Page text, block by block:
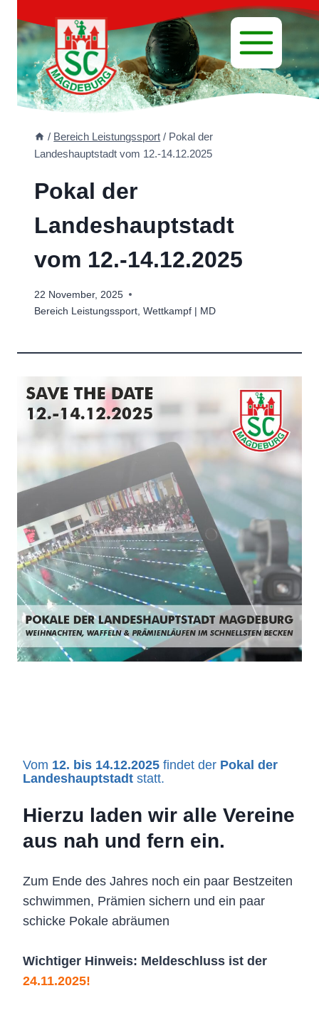
Inhalt
springen
/ Bereich Leistungssport / Pokal der
Landeshauptstadt vom 12.-14.12.2025
Pokal der
Landeshauptstadt
vom 12.-14.12.2025
22 November, 2025
Bereich Leistungssport Wettkampf | MD
Vom 12. bis 14.12.2025 findet der Pokal der
Landeshauptstadt statt.
Hierzu laden wir alle Vereine
aus nah und fern ein.
Zum Ende des Jahres noch ein paar Bestzeiten
schwimmen, Prämien sichern und ein paar
schicke Pokale abräumen
Wichtiger Hinweis: Meldeschluss ist der
24.11.2025!